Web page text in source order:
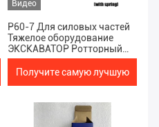
Видео
Р60-7 Для силовых частей
Тяжелое оборудование
ЭКСКАВАТОР Ротторный
двигатель запасной части
Получите самую лучшую
цену